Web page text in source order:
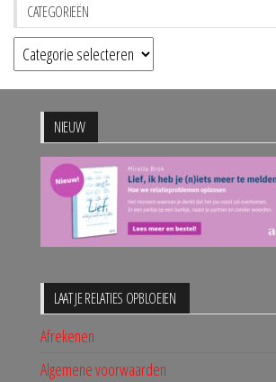
CATEGORIEËN
Categorieën
NIEUW
LAAT JE RELATIES OPBLOEIEN
Afrekenen
Algemene voorwaarden